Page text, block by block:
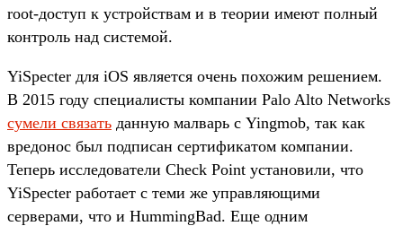
root-доступ к устройствам и в теории имеют полный
контроль над системой.
YiSpecter для iOS является очень похожим решением.
В 2015 году специалисты компании Palo Alto Networks
сумели связать данную малварь с Yingmob, так как
вредонос был подписан сертификатом компании.
Теперь исследователи Check Point установили, что
YiSpecter работает с теми же управляющими
серверами, что и HummingBad. Еще одним